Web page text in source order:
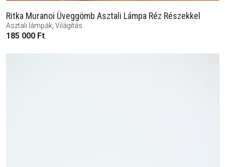
Ritka Muranoi Üveggömb Asztali Lámpa Réz Részekkel
Asztali lámpák Világítás
185 000 Ft